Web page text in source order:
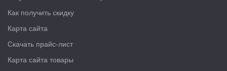
Как получить скидку
Карта сайта
Скачать прайс-лист
Карта сайта товары